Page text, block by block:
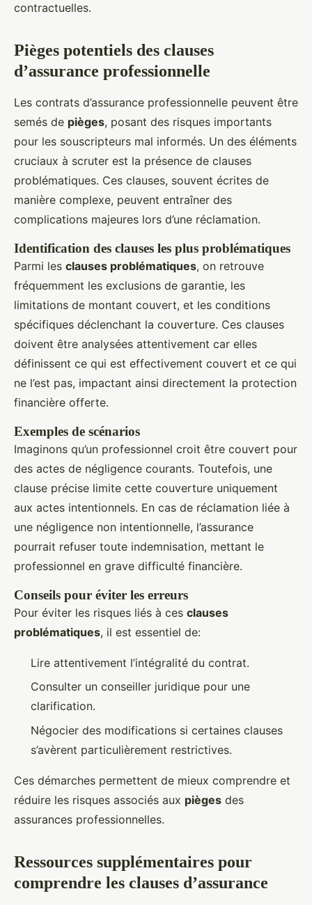
contractuelles.
Pièges potentiels des clauses
d’assurance professionnelle
Les contrats d’assurance professionnelle peuvent être
semés de pièges, posant des risques importants
pour les souscripteurs mal informés. Un des éléments
cruciaux à scruter est la présence de clauses
problématiques. Ces clauses, souvent écrites de
manière complexe, peuvent entraîner des
complications majeures lors d’une réclamation.
Identification des clauses les plus problématiques
Parmi les clauses problématiques, on retrouve
fréquemment les exclusions de garantie, les
limitations de montant couvert, et les conditions
spécifiques déclenchant la couverture. Ces clauses
doivent être analysées attentivement car elles
définissent ce qui est effectivement couvert et ce qui
ne l’est pas, impactant ainsi directement la protection
financière offerte.
Exemples de scénarios
Imaginons qu’un professionnel croit être couvert pour
des actes de négligence courants. Toutefois, une
clause précise limite cette couverture uniquement
aux actes intentionnels. En cas de réclamation liée à
une négligence non intentionnelle, l’assurance
pourrait refuser toute indemnisation, mettant le
professionnel en grave difficulté financière.
Conseils pour éviter les erreurs
Pour éviter les risques liés à ces clauses
problématiques, il est essentiel de:
Lire attentivement l’intégralité du contrat.
Consulter un conseiller juridique pour une
clarification.
Négocier des modifications si certaines clauses
s’avèrent particulièrement restrictives.
Ces démarches permettent de mieux comprendre et
réduire les risques associés aux pièges des
assurances professionnelles.
Ressources supplémentaires pour
comprendre les clauses d’assurance